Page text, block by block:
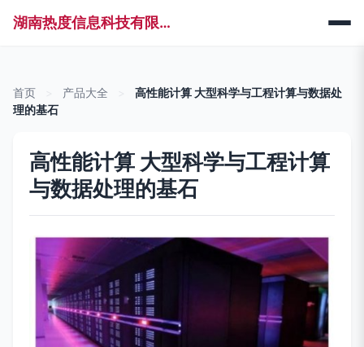
湖南热度信息科技有限公司
首页 产品大全
高性能计算 大型科学与工程计算与数据处
理的基石
高性能计算 大型科学与工程计算
与数据处理的基石